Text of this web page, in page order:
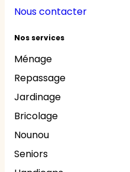
Nous contacter
Nos services
Ménage
Repassage
Jardinage
Bricolage
Nounou
Seniors